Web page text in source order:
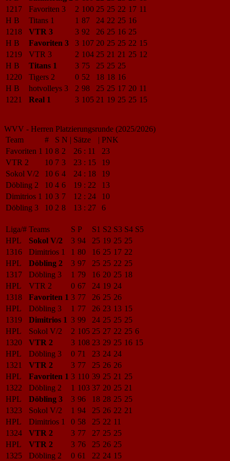
1217
Favoriten 3 2 100 25 25 22 17 11
H B
Titans 1 1 87 24 22 25 16
1218
VTR 3 3 92 26 25 16 25
H B
Favoriten 3 3 107 20 25 25 22 15
1219
VTR 3 2 104 25 21 21 25 12
H B
Titans 1 3 75 25 25 25
1220
Tigers 2 0 52 18 18 16
H B
hotvolleys 3 2 98 25 25 17 20 11
1221
Real 1 3 105 21 19 25 25 15
WVV - Herren Platzierungsrunde (2025/2026)
Team
# S N | Sätze | PNK
Favoriten 1 10 8 2 26 : 11
23
VTR 2
10 7 3 23 : 15
19
Sokol V/2
10 6 4 24 : 18
19
Döbling 2
10 4 6 19 : 22
13
Dimitrios 1 10 3 7 12 : 24
10
Döbling 3
10 2 8 13 : 27 6
Liga/# Teams S P S1 S2 S3 S4 S5
HPL
Sokol V/2 3 94 25 19 25 25
1316
Dimitrios 1 1 80 16 25 17 22
HPL
Döbling 2 3 97 25 25 22 25
1317
Döbling 3 1 79 16 20 25 18
HPL
VTR 2 0 67 24 19 24
1318
Favoriten 1 3 77 26 25 26
HPL
Döbling 3 1 77 26 23 13 15
1319
Dimitrios 1 3 99 24 25 25 25
HPL
Sokol V/2 2 105 25 27 22 25 6
1320
VTR 2 3 108 23 29 25 16 15
HPL
Döbling 3 0 71 23 24 24
1321
VTR 2 3 77 25 26 26
HPL
Favoriten 1 3 110 39 25 21 25
1322
Döbling 2 1 103 37 20 25 21
HPL
Döbling 3 3 96 18 28 25 25
1323
Sokol V/2 1 94 25 26 22 21
HPL
Dimitrios 1 0 58 25 22 11
1324
VTR 2 3 77 27 25 25
HPL
VTR 2 3 76 25 26 25
1325
Döbling 2 0 61 22 24 15